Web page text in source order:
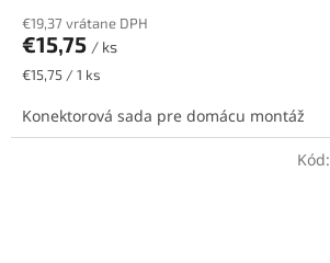
€19,37 vrátane DPH
€15,75 / ks
Jednotková
€15,75 / 1 ks
Konektorová sada pre domácu montáž
Kód: